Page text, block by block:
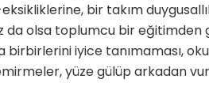
bir takım
da olsa toplumcu bir
birbirlerini iyice tanımaması,
yüze gülüp arkadan